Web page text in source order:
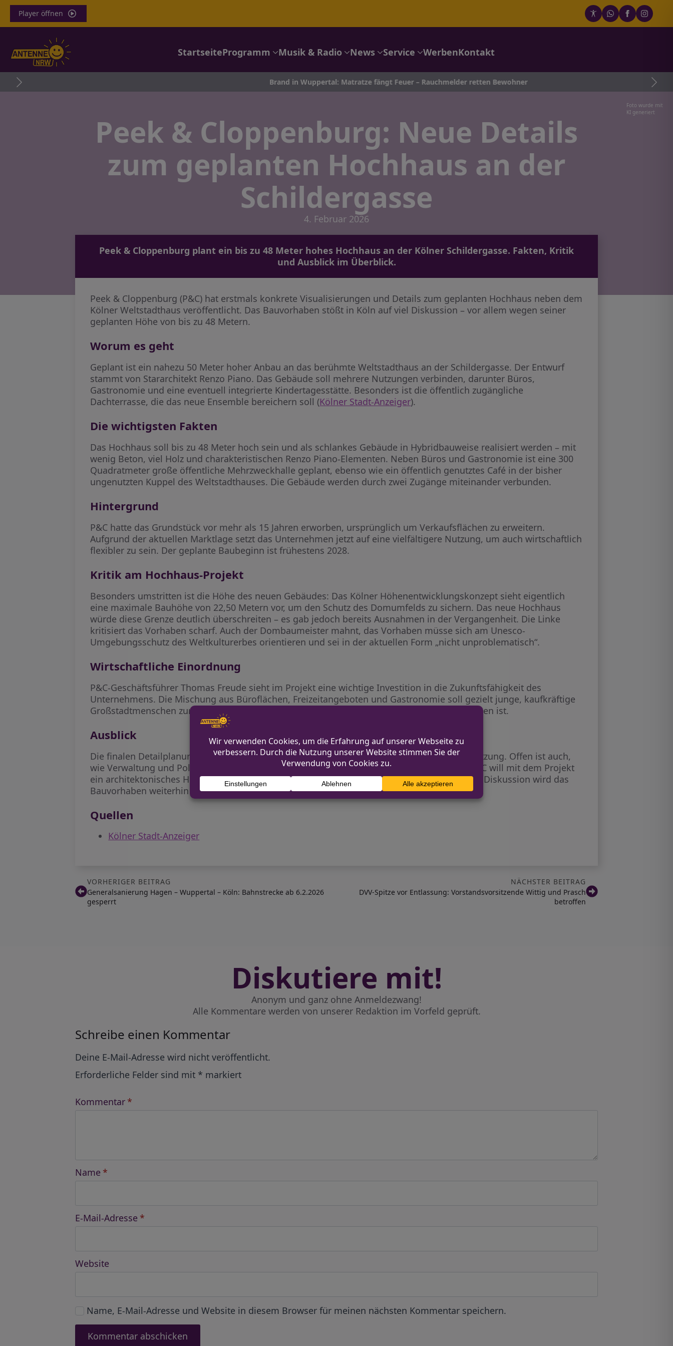
Player öffnen
StartseiteProgramm Musik & Radio News Service WerbenKontakt
Brand in Wuppertal: Matratze fängt Feuer – Rauchmelder retten Bewohner
Foto wurde mit
KI generiert
Peek & Cloppenburg: Neue Details
zum geplanten Hochhaus an der
Schildergasse
4. Februar 2026
Peek & Cloppenburg plant ein bis zu 48 Meter hohes Hochhaus an der Kölner Schildergasse. Fakten, Kritik
und Ausblick im Überblick.
Peek & Cloppenburg (P&C) hat erstmals konkrete Visualisierungen und Details zum geplanten Hochhaus neben dem
Kölner Weltstadthaus veröffentlicht. Das Bauvorhaben stößt in Köln auf viel Diskussion – vor allem wegen seiner
geplanten Höhe von bis zu 48 Metern.
Worum es geht
Geplant ist ein nahezu 50 Meter hoher Anbau an das berühmte Weltstadthaus an der Schildergasse. Der Entwurf
stammt von Stararchitekt Renzo Piano. Das Gebäude soll mehrere Nutzungen verbinden, darunter Büros,
Gastronomie und eine eventuell integrierte Kindertagesstätte. Besonders ist die öffentlich zugängliche
Dachterrasse, die das neue Ensemble bereichern soll (Kölner Stadt-Anzeiger).
Die wichtigsten Fakten
Das Hochhaus soll bis zu 48 Meter hoch sein und als schlankes Gebäude in Hybridbauweise realisiert werden – mit
wenig Beton, viel Holz und charakteristischen Renzo Piano-Elementen. Neben Büros und Gastronomie ist eine 300
Quadratmeter große öffentliche Mehrzweckhalle geplant, ebenso wie ein öffentlich genutztes Café in der bisher
ungenutzten Kuppel des Weltstadthauses. Die Gebäude werden durch zwei Zugänge miteinander verbunden.
Hintergrund
P&C hatte das Grundstück vor mehr als 15 Jahren erworben, ursprünglich um Verkaufsflächen zu erweitern.
Aufgrund der aktuellen Marktlage setzt das Unternehmen jetzt auf eine vielfältigere Nutzung, um auch wirtschaftlich
flexibler zu sein. Der geplante Baubeginn ist frühestens 2028.
Kritik am Hochhaus-Projekt
Besonders umstritten ist die Höhe des neuen Gebäudes: Das Kölner Höhenentwicklungskonzept sieht eigentlich
eine maximale Bauhöhe von 22,50 Metern vor, um den Schutz des Domumfelds zu sichern. Das neue Hochhaus
würde diese Grenze deutlich überschreiten – es gab jedoch bereits Ausnahmen in der Vergangenheit. Die Linke
kritisiert das Vorhaben scharf. Auch der Dombaumeister mahnt, das Vorhaben müsse sich am Unesco-
Umgebungsschutz des Weltkulturerbes orientieren und sei in der aktuellen Form „nicht unproblematisch“.
Wirtschaftliche Einordnung
P&C-Geschäftsführer Thomas Freude sieht im Projekt eine wichtige Investition in die Zukunftsfähigkeit des
Unternehmens. Die Mischung aus Büroflächen, Freizeitangeboten und Gastronomie soll gezielt junge, kaufkräftige
Großstadtmenschen zurück in die Innenstadt holen, deren Anteil in letzter Zeit zurückgegangen ist.
Ausblick
Die finalen Detailplanungen stehen noch aus, insbesondere zur genauen Gestaltung und Nutzung. Offen ist auch,
wie Verwaltung und Politik letztlich mit der Überschreitung der Höhenvorgabe umgehen. P&C will mit dem Projekt
ein architektonisches Highlight schaffen und die Attraktivität der City stärken. Die öffentliche Diskussion wird das
Bauvorhaben weiterhin prägen.
Quellen
Kölner Stadt-Anzeiger
VORHERIGER BEITRAG
Generalsanierung Hagen – Wuppertal – Köln: Bahnstrecke ab 6.2.2026
gesperrt
NÄCHSTER BEITRAG
DVV-Spitze vor Entlassung: Vorstandsvorsitzende Wittig und Prasch
betroffen
Diskutiere mit!
Anonym und ganz ohne Anmeldezwang!
Alle Kommentare werden von unserer Redaktion im Vorfeld geprüft.
Schreibe einen Kommentar
Deine E-Mail-Adresse wird nicht veröffentlicht.
Erforderliche Felder sind mit * markiert
Kommentar *
Name *
E-Mail-Adresse *
Website
Name, E-Mail-Adresse und Website in diesem Browser für meinen nächsten Kommentar speichern.